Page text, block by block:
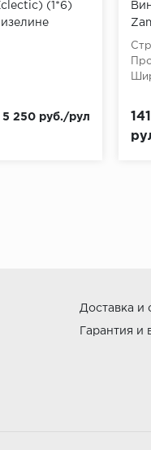
(1*6)
5 250 руб./рул
на
Доставка и
Гарантия и